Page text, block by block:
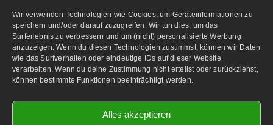
Wir verwenden Technologien wie Cookies, um Geräteinformationen zu
speichern und/oder darauf zuzugreifen. Wir tun dies, um das
Surferlebnis zu verbessern und um (nicht) personalisierte Werbung
anzuzeigen. Wenn du diesen Technologien zustimmst, können wir Daten
wie das Surfverhalten oder eindeutige IDs auf dieser Website
verarbeiten. Wenn du deine Zustimmung nicht erteilst oder zurückziehst,
können bestimmte Funktionen beeinträchtigt werden.
Alles akzeptieren